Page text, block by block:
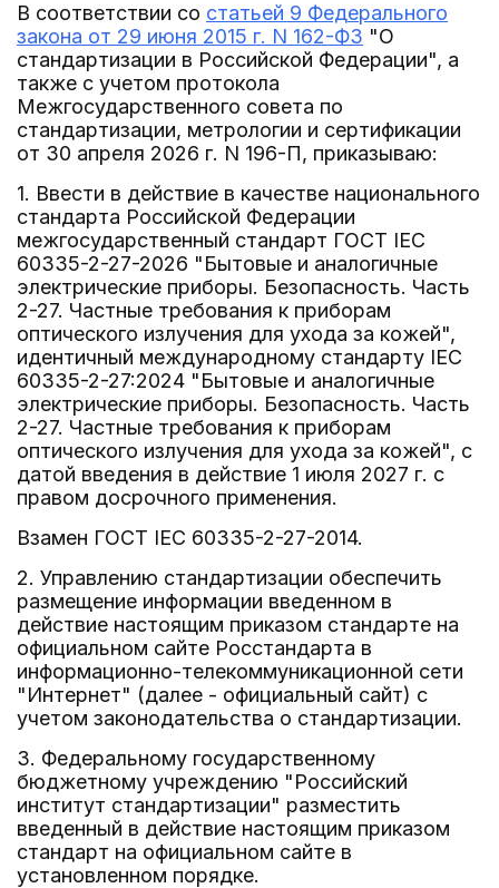
В соответствии со статьей 9 Федерального
закона от 29 июня 2015 г. N 162-ФЗ "О
стандартизации в Российской Федерации", а
также с учетом протокола
Межгосударственного совета по
стандартизации, метрологии и сертификации
от 30 апреля 2026 г. N 196-П, приказываю:
1. Ввести в действие в качестве национального
стандарта Российской Федерации
межгосударственный стандарт ГОСТ IEC
60335-2-27-2026 "Бытовые и аналогичные
электрические приборы. Безопасность. Часть
2-27. Частные требования к приборам
оптического излучения для ухода за кожей",
идентичный международному стандарту IEC
60335-2-27:2024 "Бытовые и аналогичные
электрические приборы. Безопасность. Часть
2-27. Частные требования к приборам
оптического излучения для ухода за кожей", с
датой введения в действие 1 июля 2027 г. с
правом досрочного применения.
Взамен ГОСТ IEC 60335-2-27-2014.
2. Управлению стандартизации обеспечить
размещение информации введенном в
действие настоящим приказом стандарте на
официальном сайте Росстандарта в
информационно-телекоммуникационной сети
"Интернет" (далее - официальный сайт) с
учетом законодательства о стандартизации.
3. Федеральному государственному
бюджетному учреждению "Российский
институт стандартизации" разместить
введенный в действие настоящим приказом
стандарт на официальном сайте в
установленном порядке.